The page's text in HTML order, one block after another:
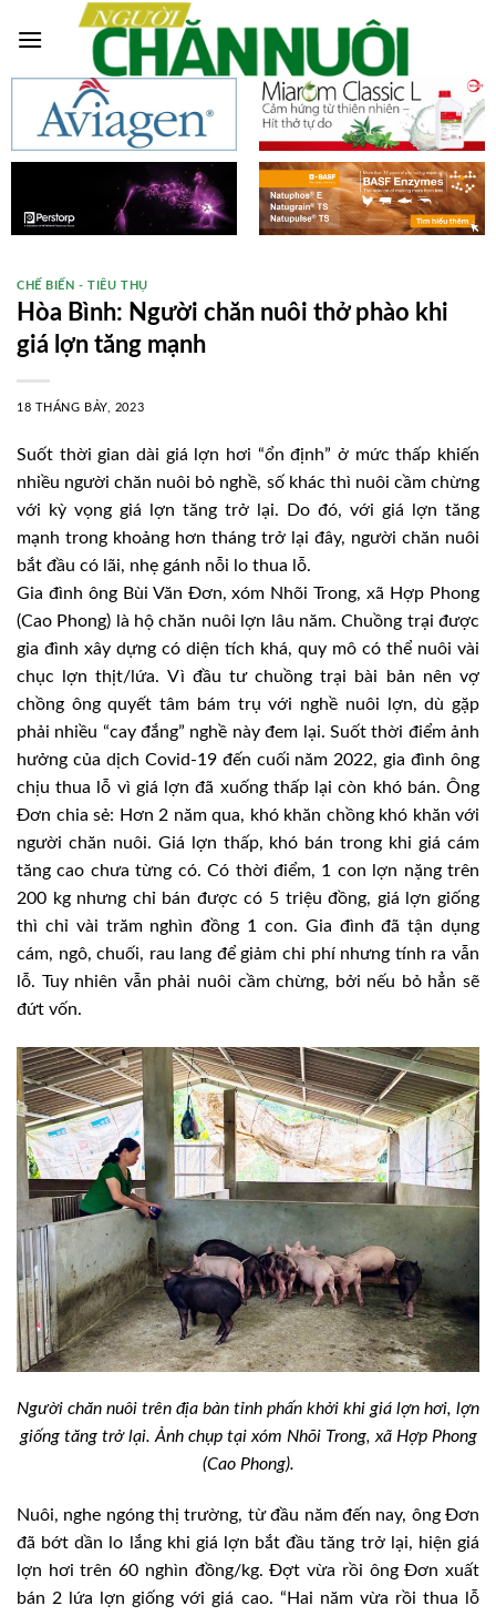
CHẾ BIẾN - TIÊU THỤ
Hòa Bình: Người chăn nuôi thở phào khi
giá lợn tăng mạnh
18 THÁNG BẢY, 2023
Suốt thời gian dài giá lợn hơi “ổn định” ở mức thấp khiến
nhiều người chăn nuôi bỏ nghề, số khác thì nuôi cầm chừng
với kỳ vọng giá lợn tăng trở lại. Do đó, với giá lợn tăng
mạnh trong khoảng hơn tháng trở lại đây, người chăn nuôi
bắt đầu có lãi, nhẹ gánh nỗi lo thua lỗ.
Gia đình ông Bùi Văn Đơn, xóm Nhõi Trong, xã Hợp Phong
(Cao Phong) là hộ chăn nuôi lợn lâu năm. Chuồng trại được
gia đình xây dựng có diện tích khá, quy mô có thể nuôi vài
chục lợn thịt/lứa. Vì đầu tư chuồng trại bài bản nên vợ
chồng ông quyết tâm bám trụ với nghề nuôi lợn, dù gặp
phải nhiều “cay đắng” nghề này đem lại. Suốt thời điểm ảnh
hưởng của dịch Covid-19 đến cuối năm 2022, gia đình ông
chịu thua lỗ vì giá lợn đã xuống thấp lại còn khó bán. Ông
Đơn chia sẻ: Hơn 2 năm qua, khó khăn chồng khó khăn với
người chăn nuôi. Giá lợn thấp, khó bán trong khi giá cám
tăng cao chưa từng có. Có thời điểm, 1 con lợn nặng trên
200 kg nhưng chỉ bán được có 5 triệu đồng, giá lợn giống
thì chỉ vài trăm nghìn đồng 1 con. Gia đình đã tận dụng
cám, ngô, chuối, rau lang để giảm chi phí nhưng tính ra vẫn
lỗ. Tuy nhiên vẫn phải nuôi cầm chừng, bởi nếu bỏ hẳn sẽ
đứt vốn.
Người chăn nuôi trên địa bàn tỉnh phấn khởi khi giá lợn hơi, lợn
giống tăng trở lại. Ảnh chụp tại xóm Nhõi Trong, xã Hợp Phong
(Cao Phong).
Nuôi, nghe ngóng thị trường, từ đầu năm đến nay, ông Đơn
đã bớt dần lo lắng khi giá lợn bắt đầu tăng trở lại, hiện giá
lợn hơi trên 60 nghìn đồng/kg. Đợt vừa rồi ông Đơn xuất
bán 2 lứa lợn giống với giá cao. “Hai năm vừa rồi thua lỗ